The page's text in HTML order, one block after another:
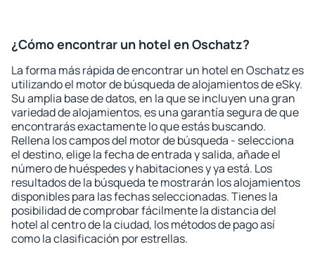
¿Cómo encontrar un hotel en Oschatz?
La forma más rápida de encontrar un hotel en Oschatz es
utilizando el motor de búsqueda de alojamientos de eSky.
Su amplia base de datos, en la que se incluyen una gran
variedad de alojamientos, es una garantía segura de que
encontrarás exactamente lo que estás buscando.
Rellena los campos del motor de búsqueda - selecciona
el destino, elige la fecha de entrada y salida, añade el
número de huéspedes y habitaciones y ya está. Los
resultados de la búsqueda te mostrarán los alojamientos
disponibles para las fechas seleccionadas. Tienes la
posibilidad de comprobar fácilmente la distancia del
hotel al centro de la ciudad, los métodos de pago así
como la clasificación por estrellas.